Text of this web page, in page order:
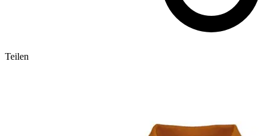
Teilen